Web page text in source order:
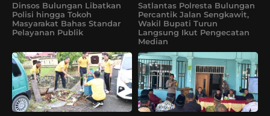
Dinsos Bulungan Libatkan
Polisi hingga Tokoh
Masyarakat Bahas Standar
Pelayanan Publik
Satlantas Polresta Bulungan
Percantik Jalan Sengkawit,
Wakil Bupati Turun
Langsung Ikut Pengecatan
Median